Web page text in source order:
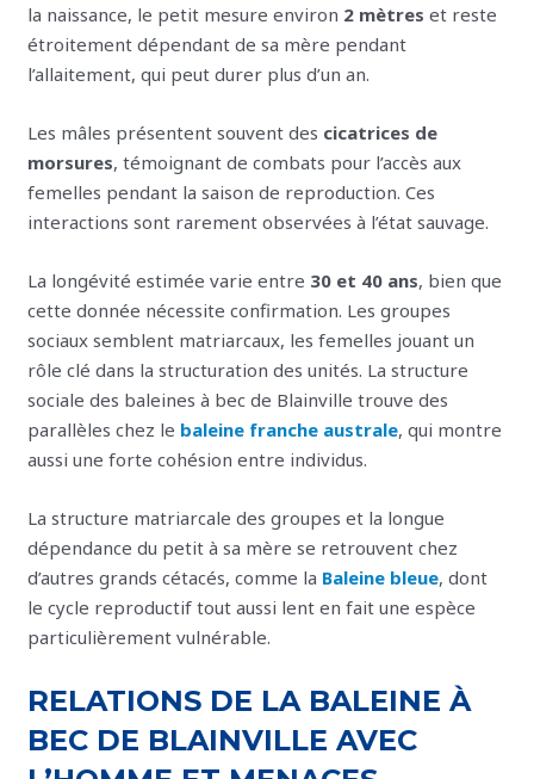
la naissance, le petit mesure environ 2 mètres et reste
étroitement dépendant de sa mère pendant
l’allaitement, qui peut durer plus d’un an.
Les mâles présentent souvent des cicatrices de
morsures, témoignant de combats pour l’accès aux
femelles pendant la saison de reproduction. Ces
interactions sont rarement observées à l’état sauvage.
La longévité estimée varie entre 30 et 40 ans, bien que
cette donnée nécessite confirmation. Les groupes
sociaux semblent matriarcaux, les femelles jouant un
rôle clé dans la structuration des unités. La structure
sociale des baleines à bec de Blainville trouve des
parallèles chez le baleine franche australe, qui montre
aussi une forte cohésion entre individus.
La structure matriarcale des groupes et la longue
dépendance du petit à sa mère se retrouvent chez
d’autres grands cétacés, comme la Baleine bleue, dont
le cycle reproductif tout aussi lent en fait une espèce
particulièrement vulnérable.
RELATIONS DE LA BALEINE À
BEC DE BLAINVILLE AVEC